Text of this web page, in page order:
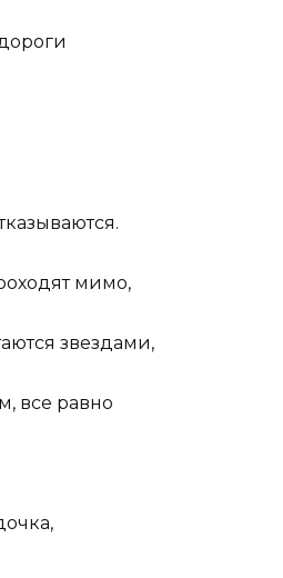
мимо,
звездами,
все равно